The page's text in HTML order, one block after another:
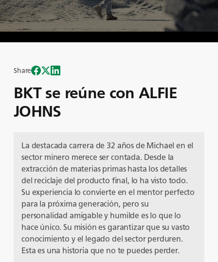
BKT se reúne con ALFIE
JOHNS
Share
La destacada carrera de 32 años de Michael en el
sector minero merece ser contada. Desde la
extracción de materias primas hasta los detalles
del reciclaje del producto final, lo ha visto todo.
Su experiencia lo convierte en el mentor perfecto
para la próxima generación, pero su
personalidad amigable y humilde es lo que lo
hace único. Su misión es garantizar que su vasto
conocimiento y el legado del sector perduren.
Esta es una historia que no te puedes perder.